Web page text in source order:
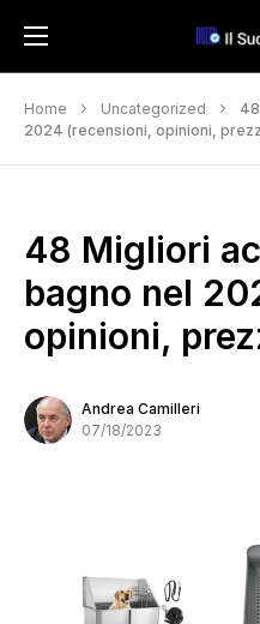
Home Uncategorized
2024 (recensioni, opinioni,
48 Migliori
bagno nel
opinioni,
Andrea Camilleri
07/18/2023